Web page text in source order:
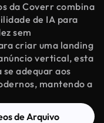
da Coverr combina
de IA para
sem
criar uma landing
vertical, esta
adequar aos
mantendo a
de Arquivo